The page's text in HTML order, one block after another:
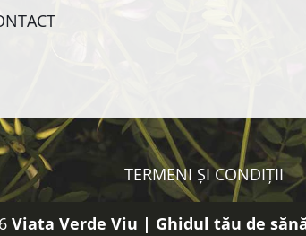
TERMENI ȘI CONDIȚII
Viata Verde Viu | Ghidul tău de